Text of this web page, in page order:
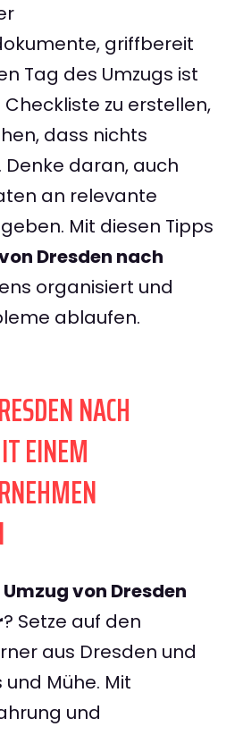
griffbereit
Tag des Umzugs ist
zu erstellen,
dass nichts
daran, auch
an relevante
Mit diesen Tipps
Dresden nach
organisiert und
ablaufen.
NACH
EINEM
Umzug von Dresden
? Setze auf den
aus Dresden und
Mühe. Mit
und